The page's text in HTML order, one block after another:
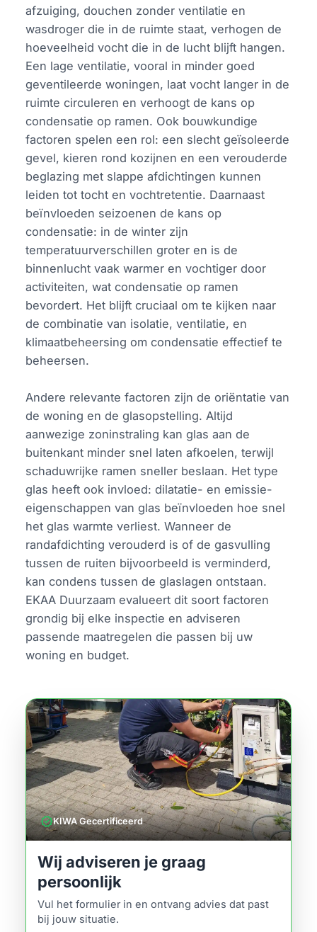
afzuiging, douchen zonder ventilatie en
wasdroger die in de ruimte staat, verhogen de
hoeveelheid vocht die in de lucht blijft hangen.
Een lage ventilatie, vooral in minder goed
geventileerde woningen, laat vocht langer in de
ruimte circuleren en verhoogt de kans op
condensatie op ramen. Ook bouwkundige
factoren spelen een rol: een slecht geïsoleerde
gevel, kieren rond kozijnen en een verouderde
beglazing met slappe afdichtingen kunnen
leiden tot tocht en vochtretentie. Daarnaast
beïnvloeden seizoenen de kans op
condensatie: in de winter zijn
temperatuurverschillen groter en is de
binnenlucht vaak warmer en vochtiger door
activiteiten, wat condensatie op ramen
bevordert. Het blijft cruciaal om te kijken naar
de combinatie van isolatie, ventilatie, en
klimaatbeheersing om condensatie effectief te
beheersen.
Andere relevante factoren zijn de oriëntatie van
de woning en de glasopstelling. Altijd
aanwezige zoninstraling kan glas aan de
buitenkant minder snel laten afkoelen, terwijl
schaduwrijke ramen sneller beslaan. Het type
glas heeft ook invloed: dilatatie- en emissie-
eigenschappen van glas beïnvloeden hoe snel
het glas warmte verliest. Wanneer de
randafdichting verouderd is of de gasvulling
tussen de ruiten bijvoorbeeld is verminderd,
kan condens tussen de glaslagen ontstaan.
EKAA Duurzaam evalueert dit soort factoren
grondig bij elke inspectie en adviseren
passende maatregelen die passen bij uw
woning en budget.
verifiedKIWA Gecertificeerd
Wij adviseren je graag
persoonlijk
Vul het formulier in en ontvang advies dat past
bij jouw situatie.